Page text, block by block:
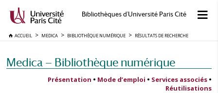
Bibliothèques d'Université Paris Cité
ACCUEIL MEDICA BIBLIOTHÈQUE NUMÉRIQUE RÉSULTATS DE RECHERCHE
Medica — Bibliothèque numérique
Présentation • Mode d’emploi • Services associés •
Réutilisations